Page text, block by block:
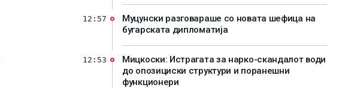
Муцунски разговараше со новата шефица на
бугарската дипломатија
12:57
Мицкоски: Истрагата за нарко-скандалот води
до опозициски структури и поранешни
функционери
12:53